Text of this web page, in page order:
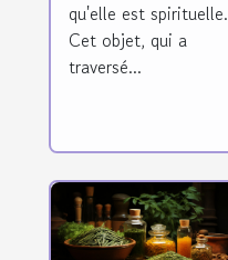
qu'elle est spirituelle.
Cet objet, qui a
traversé...